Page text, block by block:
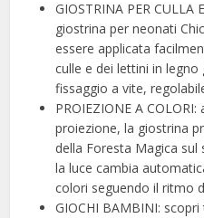
GIOSTRINA PER CULLA
giostrina per neonati
essere applicata
culle e dei lettini in legno
fissaggio a vite,
PROIEZIONE A
proiezione, la giostrina
della Foresta Magica
la luce cambia
colori seguendo il ritmo
GIOCHI BAMBINI: